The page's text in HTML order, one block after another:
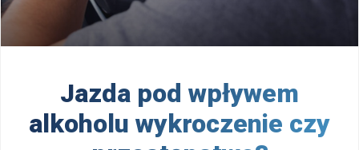
Jazda pod wpływem
alkoholu wykroczenie czy